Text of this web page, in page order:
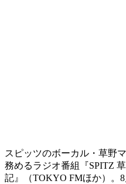
スピッツのボーカル・草野
務めるラジオ番組『SPITZ
記』（TOKYO FMほか）。